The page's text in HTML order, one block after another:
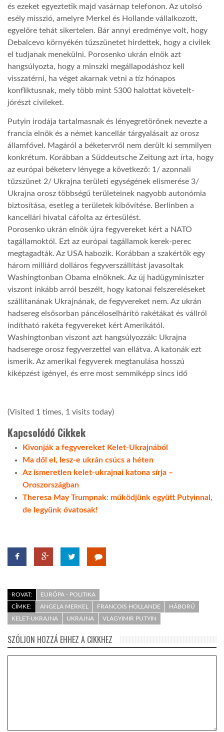
GLOBOZSARU
LATIMO.HU
és ezeket egyeztetik majd vasárnap telefonon. Az utolsó
esély misszió, amelyre Merkel és Hollande vállalkozott,
egyelőre tehát sikertelen. Bár annyi eredménye volt, hogy
Debalcevo környékén tűzszünetet hirdettek, hogy a civilek
el tudjanak menekülni. Porosenko ukrán elnök azt
hangsúlyozta, hogy a minszki megállapodáshoz kell
visszatérni, ha véget akarnak vetni a tíz hónapos
konfliktusnak, mely több mint 5300 halottat követelt-
jórészt civileket.
Putyin irodája tartalmasnak és lényegretörőnek nevezte a
francia elnök és a német kancellár tárgyalásait az orosz
államfővel. Magáról a béketervről nem derült ki semmilyen
konkrétum. Korábban a Süddeutsche Zeitung azt írta, hogy
az európai béketerv lényege a következő: 1/ azonnali
tűzszünet 2/ Ukrajna területi egységének elismerése 3/
Ukrajna orosz többségű területeinek nagyobb autonómia
biztosítása, esetleg a területek kibővítése. Berlinben a
kancellári hivatal cáfolta az értesülést.
Porosenko ukrán elnök újra fegyvereket kért a NATO
tagállamoktól. Ezt az európai tagállamok kerek-perec
megtagadták. Az USA habozik. Korábban a szakértők egy
három milliárd dolláros fegyverszállítást javasoltak
Washingtonban Obama elnöknek. Az új hadügyminiszter
viszont inkább arról beszélt, hogy katonai felszereléseket
szállítanának Ukrajnának, de fegyvereket nem. Az ukrán
hadsereg elsősorban páncéloselhárító rakétákat és vállról
indítható rakéta fegyvereket kért Amerikától.
Washingtonban viszont azt hangsúlyozzák: Ukrajna
hadserege orosz fegyverzettel van ellátva. A katonák ezt
ismerik. Az amerikai fegyverek megtanulása hosszú
kiképzést igényel, és erre most semmiképp sincs idő
(Visited 1 times, 1 visits today)
Kapcsolódó Cikkek
Kivonják a fegyvereket Kelet-Ukrajnából
Ma dől el, lesz-e ukrán csúcs a héten
Az ismeretlen kelet-ukrajnai katona sírja –
Oroszországban
Theresa May Trumpnak: működjünk együtt Putyinnal,
de legyünk óvatosak!
ROVAT:
EURÓPA - POLITIKA
CÍMKE:
ANGELA MERKEL FRANCOIS HOLLANDE
HÁBORÚ
KELET-UKRAJNA
UKRAJNA VLAGYIMIR PUTYIN
SZÓLJON HOZZÁ EHHEZ A CIKKHEZ